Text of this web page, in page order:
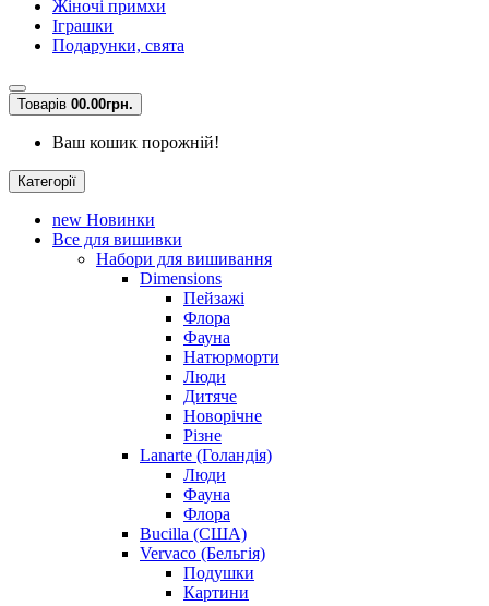
Жіночі примхи
Іграшки
Подарунки, свята
Товарів 00.00грн.
Ваш кошик порожній!
Категорії
new Новинки
Все для вишивки
Набори для вишивання
Dimensions
Пейзажі
Флора
Фауна
Натюрморти
Люди
Дитяче
Новорічне
Різне
Lanarte (Голандія)
Люди
Фауна
Флора
Bucilla (США)
Vervaco (Бельгія)
Подушки
Картини